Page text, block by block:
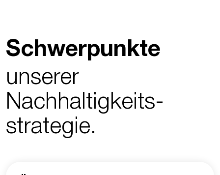
Schwerpunkte
unserer
Nachhaltigkeits­
strategie.